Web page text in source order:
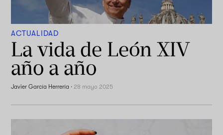
ACTUALIDAD
La vida de León XIV
año a año
Javier García Herrería · 28 mayo 2025